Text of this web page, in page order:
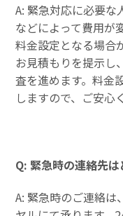
A: 緊急対応に必要な
などによって費用が
料金設定となる場合
お見積もりを提示し
査を進めます。料金
しますので、ご安心
Q: 緊急時の連絡先は
A: 緊急時のご連絡は